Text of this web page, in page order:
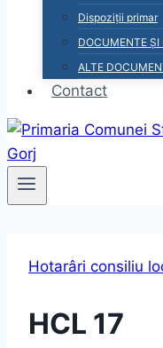
Dispoziții primar
DOCUMENTE ȘI
ALTE
Contact
Hotarâri consiliu
HCL 17